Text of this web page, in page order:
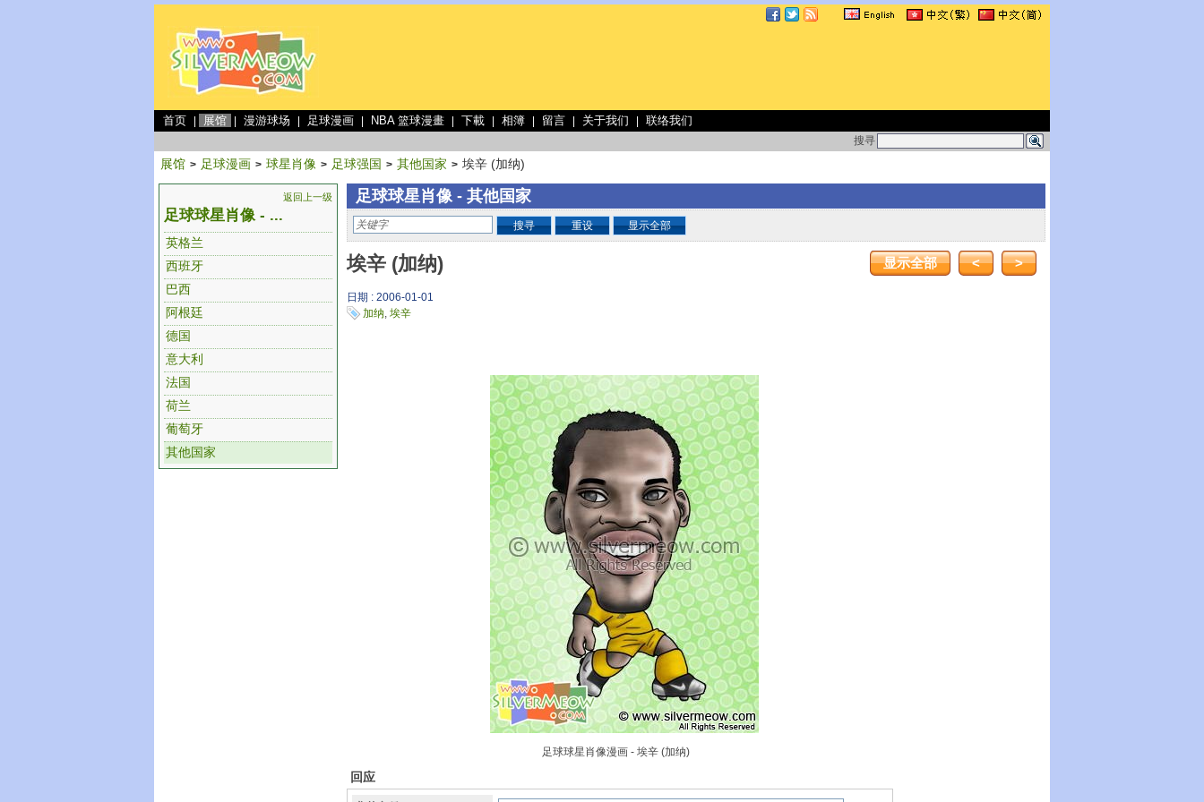
首页 展馆 漫游球场 足球漫画 NBA 篮球漫畫 下載 相簿 留言 关于我们 联络我们
搜寻
展馆 > 足球漫画 > 球星肖像 > 足球强国 > 其他国家 > 埃辛 (加纳)
返回上一级
足球球星肖像 - ...
英格兰
西班牙
巴西
阿根廷
德国
意大利
法国
荷兰
葡萄牙
其他国家
足球球星肖像 - 其他国家
搜寻 重设 显示全部
埃辛 (加纳) 显示全部 < >
日期 : 2006-01-01
加纳, 埃辛
足球球星肖像漫画 - 埃辛 (加纳)
回应